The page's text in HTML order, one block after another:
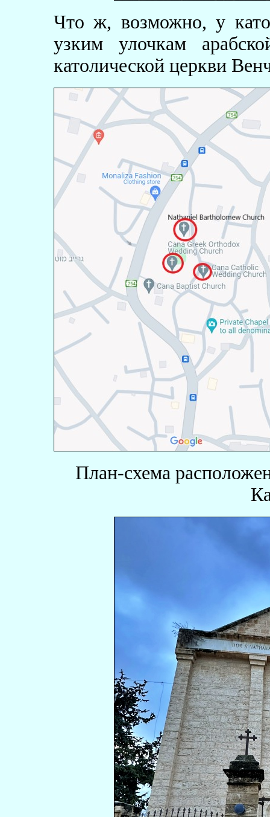
Что ж, возможно, у
узким улочкам
католической церкви
План-схема